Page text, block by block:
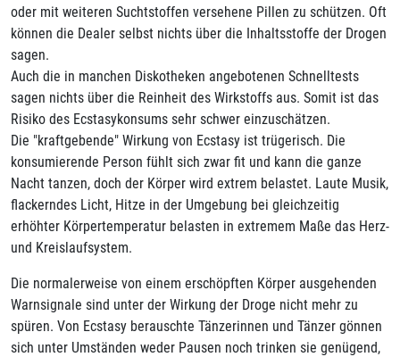
oder mit weiteren Suchtstoffen versehene Pillen zu schützen. Oft
können die Dealer selbst nichts über die Inhaltsstoffe der Drogen
sagen.
Auch die in manchen Diskotheken angebotenen Schnelltests
sagen nichts über die Reinheit des Wirkstoffs aus. Somit ist das
Risiko des Ecstasykonsums sehr schwer einzuschätzen.
Die "kraftgebende" Wirkung von Ecstasy ist trügerisch. Die
konsumierende Person fühlt sich zwar fit und kann die ganze
Nacht tanzen, doch der Körper wird extrem belastet. Laute Musik,
flackerndes Licht, Hitze in der Umgebung bei gleichzeitig
erhöhter Körpertemperatur belasten in extremem Maße das Herz-
und Kreislaufsystem.
Die normalerweise von einem erschöpften Körper ausgehenden
Warnsignale sind unter der Wirkung der Droge nicht mehr zu
spüren. Von Ecstasy berauschte Tänzerinnen und Tänzer gönnen
sich unter Umständen weder Pausen noch trinken sie genügend,